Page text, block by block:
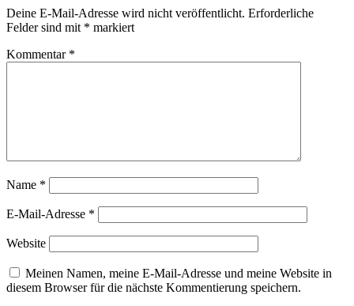
Deine E-Mail-Adresse wird nicht veröffentlicht. Erforderliche
Felder sind mit * markiert
Kommentar *
Name *
E-Mail-Adresse *
Website
Meinen Namen, meine E-Mail-Adresse und meine Website in
diesem Browser für die nächste Kommentierung speichern.